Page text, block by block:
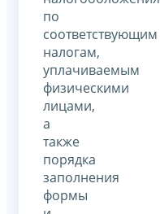
по
соответствующим
налогам,
уплачиваемым
физическими
лицами,
а
также
порядка
заполнения
формы